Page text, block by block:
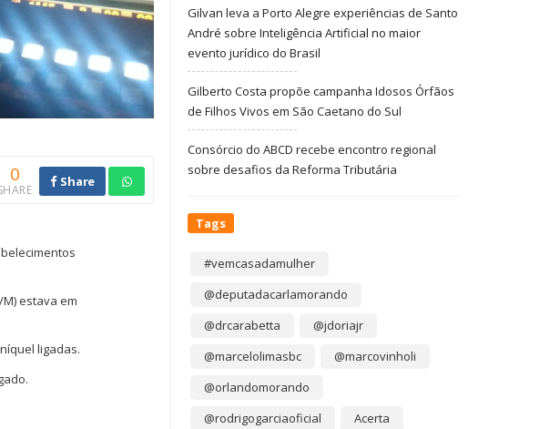
0 Share
estava em
ligadas.
Gilvan leva a Porto Alegre experiências de Santo
André sobre Inteligência Artificial no maior
evento jurídico do Brasil
Gilberto Costa propõe campanha Idosos Órfãos
de Filhos Vivos em São Caetano do Sul
Consórcio do ABCD recebe encontro regional
sobre desafios da Reforma Tributária
Tags
#vemcasadamulher
@deputadacarlamorando
@drcarabetta
@jdoriajr
@marcelolimasbc
@marcovinholi
@orlandomorando
@rodrigogarciaoficial
Acerta